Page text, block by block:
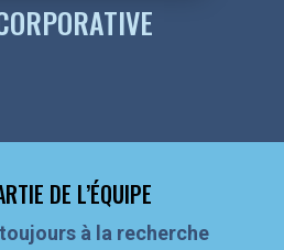
DE L’ÉQUIPE
à la recherche